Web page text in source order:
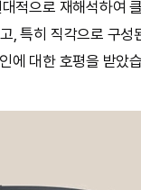
적으로 재해석하여
, 특히 직각으로 구
에 대한 호평을 받았